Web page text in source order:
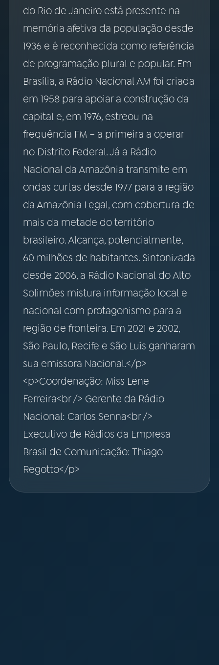
do Rio de Janeiro está presente na
memória afetiva da população desde
1936 e é reconhecida como referência
de programação plural e popular. Em
Brasília, a Rádio Nacional AM foi criada
em 1958 para apoiar a construção da
capital e, em 1976, estreou na
frequência FM – a primeira a operar
no Distrito Federal. Já a Rádio
Nacional da Amazônia transmite em
ondas curtas desde 1977 para a região
da Amazônia Legal, com cobertura de
mais da metade do território
brasileiro. Alcança, potencialmente,
60 milhões de habitantes. Sintonizada
desde 2006, a Rádio Nacional do Alto
Solimões mistura informação local e
nacional com protagonismo para a
região de fronteira. Em 2021 e 2002,
São Paulo, Recife e São Luís ganharam
sua emissora Nacional.</p>
<p>Coordenação: Miss Lene
Ferreira<br /> Gerente da Rádio
Nacional: Carlos Senna<br />
Executivo de Rádios da Empresa
Brasil de Comunicação: Thiago
Regotto</p>